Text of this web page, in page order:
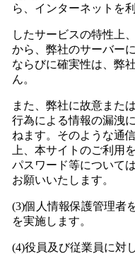
ら、 インターネットを
したサービスの特性上
から、弊社のサーバー
ならびに確実性は、弊
ん。
また、弊社に故意また
行為による情報の漏洩
ねます。そのような通
上、本サイトのご利用を
パスワード等について
お願いいたします。
(3)個人情報保護管理者
を実施します。
(4)役員及び従業員に対